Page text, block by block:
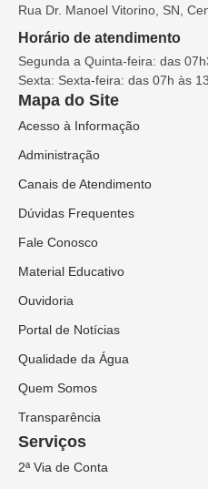
Rua Dr. Manoel Vitorino, SN,
Horário de atendimento
Segunda a Quinta-feira: das
Sexta: Sexta-feira: das 07h às
Mapa do Site
Acesso à Informação
Administração
Canais de Atendimento
Dúvidas Frequentes
Fale Conosco
Material Educativo
Ouvidoria
Portal de Notícias
Qualidade da Água
Quem Somos
Transparência
Serviços
2ª Via de Conta